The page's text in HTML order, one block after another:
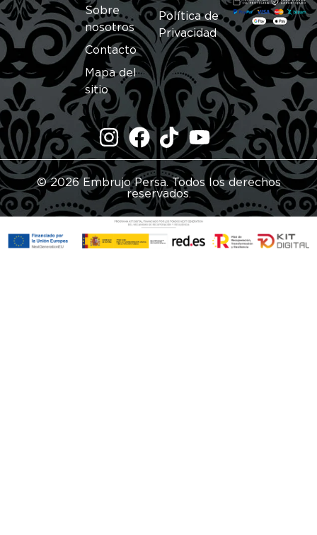
Sobre
nosotros
Contacto
Mapa del
sitio
Política de
Privacidad
© 2026 Embrujo Persa. Todos los derechos
reservados.